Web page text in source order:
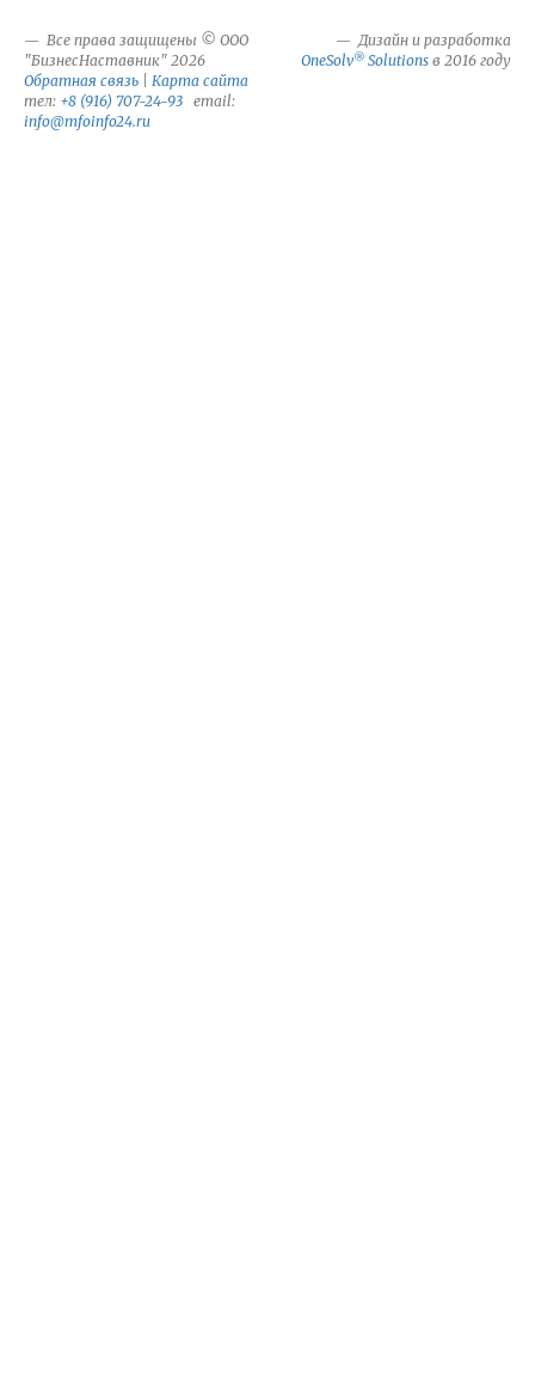
Все права защищены © ООО
"БизнесНаставник" 2026
Обратная связь
Карта сайта
тел: +8 (916) 707-24-93 email:
info@mfoinfo24.ru
Дизайн и разработка
OneSolv® Solutions в 2016 году